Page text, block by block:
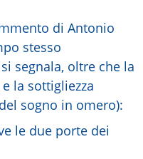
di Antonio
stesso
segnala, oltre che la
la sottigliezza
sogno in omero):
le due porte dei